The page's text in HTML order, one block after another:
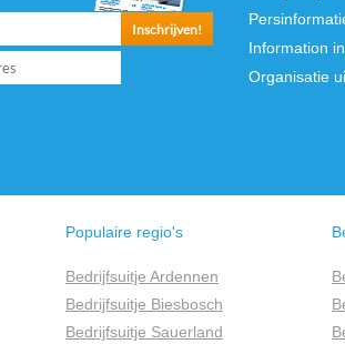
Information
Organisatie
Populaire regio's
Bedrijfsuitje Ardennen
Bedrijfsuitje Biesbosch
Bedrijfsuitje Sauerland